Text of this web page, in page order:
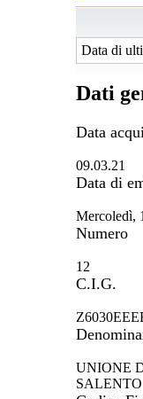
Data di
Dati
Data
09.03.21
Data di
Mercoledì,
Numero
12
C.I.G.
UNIONE
SALENTO